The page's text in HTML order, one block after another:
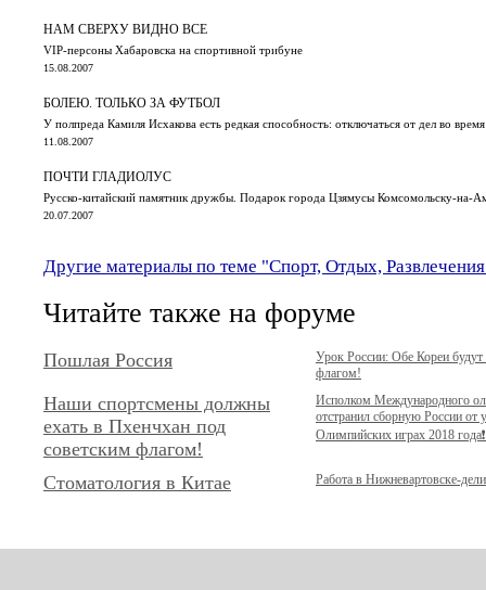
НАМ СВЕРХУ ВИДНО ВСЕ
VIP-персоны Хабаровска на спортивной трибуне
15.08.2007
БОЛЕЮ. ТОЛЬКО ЗА ФУТБОЛ
У полпреда Камиля Исхакова есть редкая способность: отключаться от дел во
11.08.2007
ПОЧТИ ГЛАДИОЛУС
Русско-китайский памятник дружбы. Подарок города Цзямусы Комсомольску-на-
20.07.2007
Другие материалы по теме "Спорт, Отдых,
Читайте также на форуме
Пошлая Россия
Урок России: Обе Кореи
флагом!
Наши спортсмены должны
ехать в Пхенчхан под
советским флагом!
Исполком Международного
отстранил сборную России от
Олимпийских играх 2018 года❗️
Стоматология в Китае Работа в Нижневартовске-